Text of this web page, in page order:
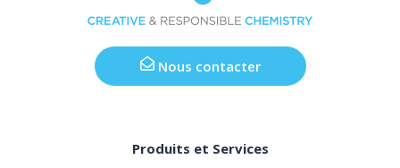
Nous contacter
Produits et Services